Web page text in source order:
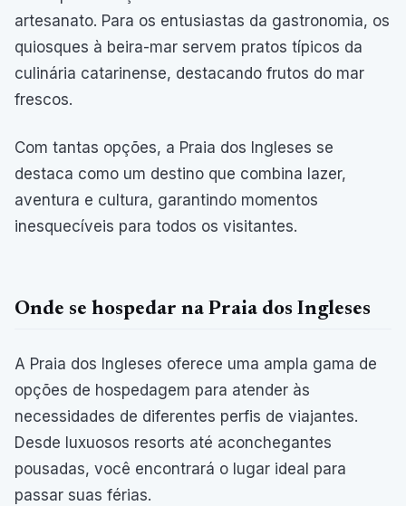
artesanato. Para os entusiastas da gastronomia, os
quiosques à beira-mar servem pratos típicos da
culinária catarinense, destacando frutos do mar
frescos.
Com tantas opções, a Praia dos Ingleses se
destaca como um destino que combina lazer,
aventura e cultura, garantindo momentos
inesquecíveis para todos os visitantes.
Onde se hospedar na Praia dos Ingleses
A Praia dos Ingleses oferece uma ampla gama de
opções de hospedagem para atender às
necessidades de diferentes perfis de viajantes.
Desde luxuosos resorts até aconchegantes
pousadas, você encontrará o lugar ideal para
passar suas férias.